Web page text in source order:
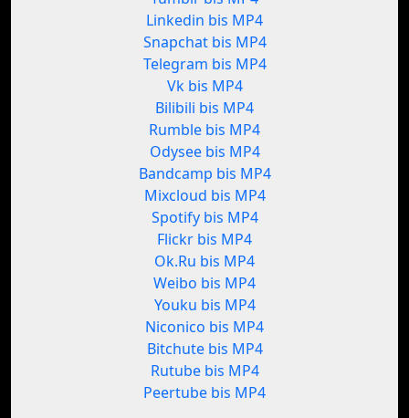
Linkedin bis MP4
Snapchat bis MP4
Telegram bis MP4
Vk bis MP4
Bilibili bis MP4
Rumble bis MP4
Odysee bis MP4
Bandcamp bis MP4
Mixcloud bis MP4
Spotify bis MP4
Flickr bis MP4
Ok.Ru bis MP4
Weibo bis MP4
Youku bis MP4
Niconico bis MP4
Bitchute bis MP4
Rutube bis MP4
Peertube bis MP4